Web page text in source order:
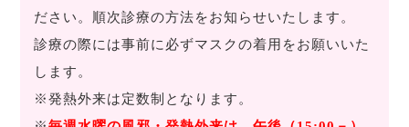
ださい。順次診療の方法をお知らせいたします。
診療の際には事前に必ずマスクの着用をお願いいた
します。
※発熱外来は定数制となります。